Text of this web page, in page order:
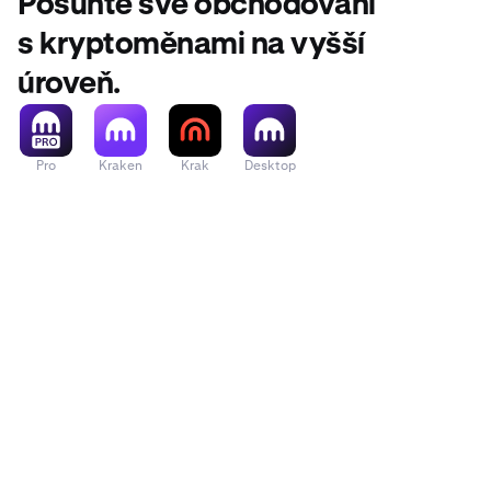
s kryptoměnami na vyšší
úroveň.
Pro Kraken Krak Desktop